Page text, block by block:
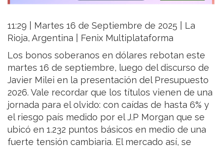
11:29 | Martes 16 de Septiembre de 2025 | La
Rioja, Argentina | Fenix Multiplataforma
Los bonos soberanos en dólares rebotan este
martes 16 de septiembre, luego del discurso de
Javier Milei en la presentación del Presupuesto
2026. Vale recordar que los títulos vienen de una
jornada para el olvido: con caídas de hasta 6% y
el riesgo país medido por el J.P Morgan que se
ubicó en 1.232 puntos básicos en medio de una
fuerte tensión cambiaria. El mercado así, se